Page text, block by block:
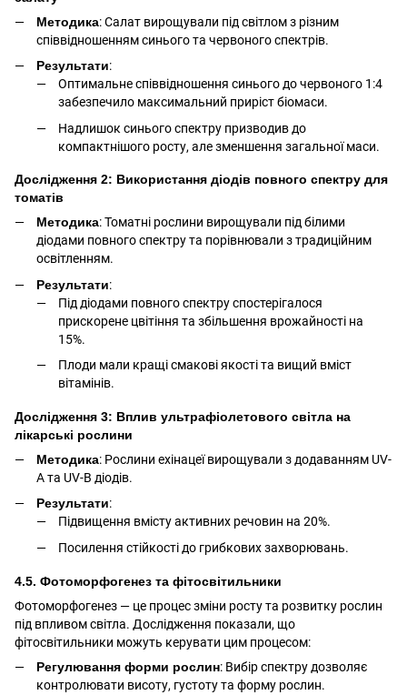
Методика: Салат вирощували під світлом з різним
співвідношенням синього та червоного спектрів.
Результати:
Оптимальне співвідношення синього до червоного 1:4
забезпечило максимальний приріст біомаси.
Надлишок синього спектру призводив до
компактнішого росту, але зменшення загальної маси.
Дослідження 2: Використання діодів повного спектру для
томатів
Методика: Томатні рослини вирощували під білими
діодами повного спектру та порівнювали з традиційним
освітленням.
Результати:
Під діодами повного спектру спостерігалося
прискорене цвітіння та збільшення врожайності на
15%.
Плоди мали кращі смакові якості та вищий вміст
вітамінів.
Дослідження 3: Вплив ультрафіолетового світла на
лікарські рослини
Методика: Рослини ехінацеї вирощували з додаванням UV-
A та UV-B діодів.
Результати:
Підвищення вмісту активних речовин на 20%.
Посилення стійкості до грибкових захворювань.
4.5. Фотоморфогенез та фітосвітильники
Фотоморфогенез — це процес зміни росту та розвитку рослин
під впливом світла. Дослідження показали, що
фітосвітильники можуть керувати цим процесом:
Регулювання форми рослин: Вибір спектру дозволяє
контролювати висоту, густоту та форму рослин.